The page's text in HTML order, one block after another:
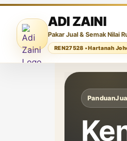
ADI ZAINI
Pakar Jual & Semak Nilai
REN27528 • Hartanah
Panduan